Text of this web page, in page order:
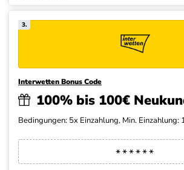
3.
Interwetten Bonus Code
100% bis 100€
Bedingungen: 5x Einzahlung, Min. Einzahlung: